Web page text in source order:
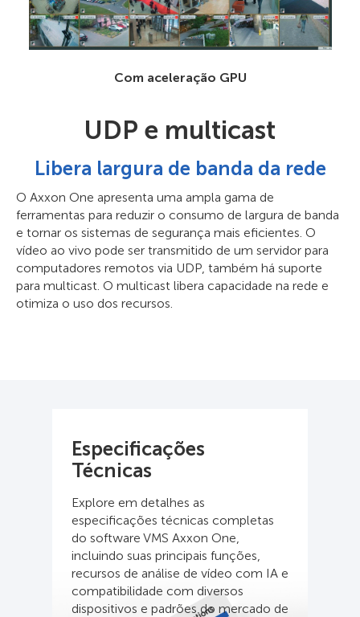
Com aceleração GPU
UDP e multicast
Libera largura de banda da rede
O Axxon One apresenta uma ampla gama de
ferramentas para reduzir o consumo de largura de banda
e tornar os sistemas de segurança mais eficientes. O
vídeo ao vivo pode ser transmitido de um servidor para
computadores remotos via UDP, também há suporte
para multicast. O multicast libera capacidade na rede e
otimiza o uso dos recursos.
Especificações
Técnicas
Explore em detalhes as
especificações técnicas completas
do software VMS Axxon One,
incluindo suas principais funções,
recursos de análise de vídeo com IA e
compatibilidade com diversos
dispositivos e padrões do mercado de